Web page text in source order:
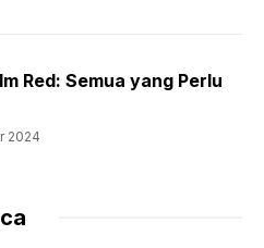
Red: Semua yang Perlu
2024